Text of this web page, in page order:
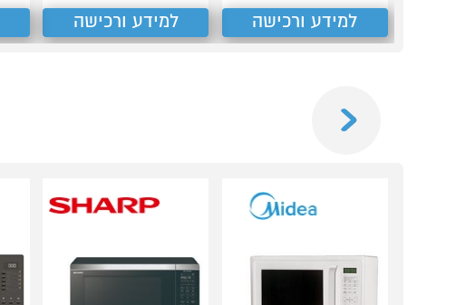
למידע ורכישה למידע ורכישה